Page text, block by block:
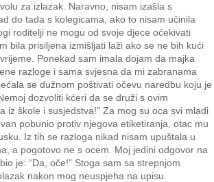
za izlazak. Naravno, nisam izašla s
do tada s kolegicama, ako to nisam učinila
roditelji ne mogu od svoje djece očekivati
bila prisiljena izmišljati laži ako se ne bih kući
Ponekad sam imala dojam da majka
razloge i sama svjesna da mi zabranama
se dužnom poštivati očevu naredbu koju je
dozvoliti kćeri da se druži s ovim
iz škole i susjedstva!” Za mog su oca svi mladi
pobunio protiv njegova etiketiranja, otac mu
Iz tih se razloga nikad nisam upuštala u
a pogotovo ne s ocem. Moj jedini odgovor na
je: “Da, oče!” Stoga sam sa strepnjom
nakon mog neuspjeha na upisu.